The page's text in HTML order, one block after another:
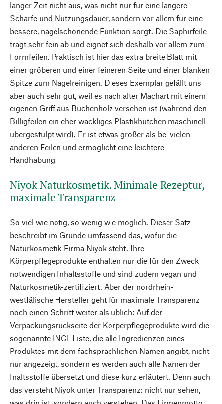
langer Zeit nicht aus, was nicht nur für eine längere
Schärfe und Nutzungsdauer, sondern vor allem für eine
bessere, nagelschonende Funktion sorgt. Die Saphirfeile
trägt sehr fein ab und eignet sich deshalb vor allem zum
Formfeilen. Praktisch ist hier das extra breite Blatt mit
einer gröberen und einer feineren Seite und einer blanken
Spitze zum Nagelreinigen. Dieses Exemplar gefällt uns
aber auch sehr gut, weil es nach alter Machart mit einem
eigenen Griff aus Buchenholz versehen ist (während den
Billigfeilen ein eher wackliges Plastikhütchen maschinell
übergestülpt wird). Er ist etwas größer als bei vielen
anderen Feilen und ermöglicht eine leichtere
Handhabung.
Niyok Naturkosmetik. Minimale Rezeptur,
maximale Transparenz
So viel wie nötig, so wenig wie möglich. Dieser Satz
beschreibt im Grunde umfassend das, wofür die
Naturkosmetik-Firma Niyok steht. Ihre
Körperpflegeprodukte enthalten nur die für den Zweck
notwendigen Inhaltsstoffe und sind zudem vegan und
Naturkosmetik-zertifiziert. Aber der nordrhein-
westfälische Hersteller geht für maximale Transparenz
noch einen Schritt weiter als üblich: Auf der
Verpackungsrückseite der Körperpflegeprodukte wird die
sogenannte INCI-Liste, die alle Ingredienzen eines
Produktes mit dem fachsprachlichen Namen angibt, nicht
nur angezeigt, sondern es werden auch alle Namen der
Inaltsstoffe übersetzt und diese kurz erläutert. Denn auch
das versteht Niyok unter Transparenz: nicht nur sehen,